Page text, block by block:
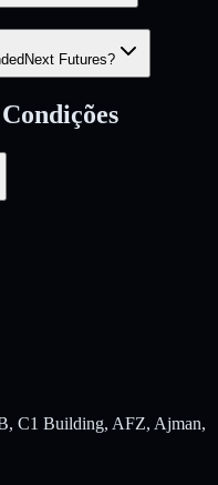
Futures?
C1 Building, AFZ, Ajman,